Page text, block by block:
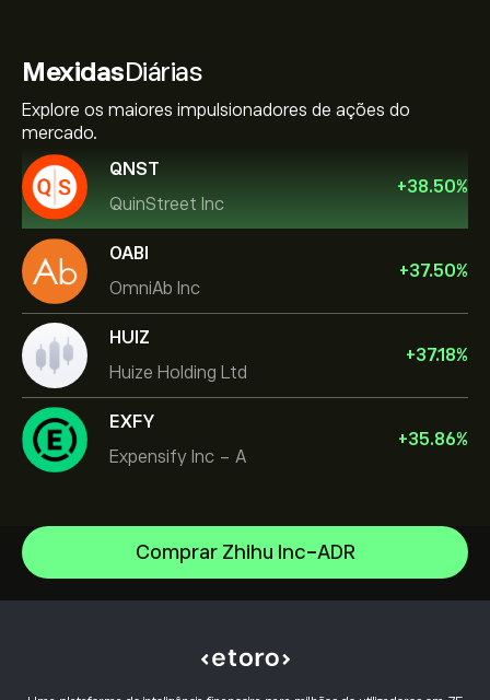
MexidasDiárias
Explore os maiores impulsionadores de ações do
mercado.
QNST
QuinStreet Inc
+38.50%
OABI
OmniAb Inc
+37.50%
HUIZ
Huize Holding Ltd
+37.18%
EXFY
Expensify Inc - A
+35.86%
Comprar Zhihu Inc-ADR
Micron Technology, Inc.
Centro de ajuda
Como efetuar levantamentos
Como funciona o CopyTrading